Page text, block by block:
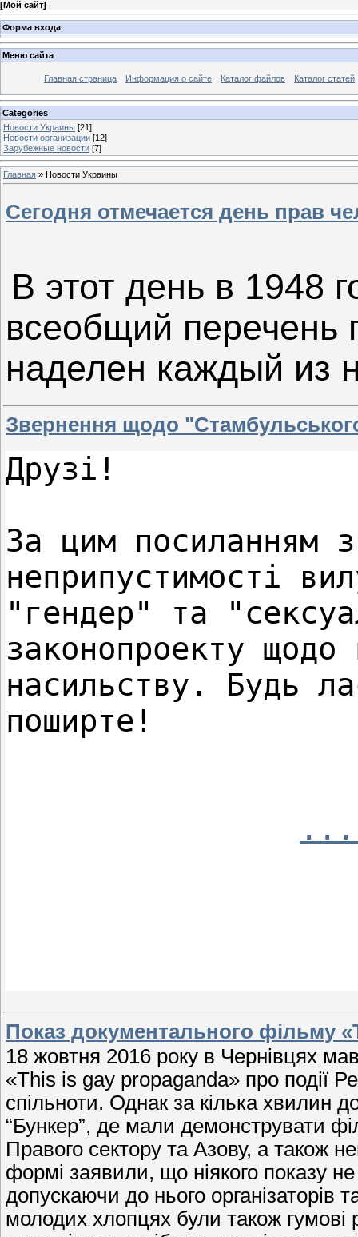
[Мой сайт]
Форма входа
Меню сайта
Главная страница Информация о сайте Каталог файлов Каталог статей
Categories
Новости Украины [21]
Новости организации [12]
Зарубежные новости [7]
Главная » Новости Украины
Сегодня отмечается день прав
В этот день в 1948
всеобщий перечень
наделен каждый из
Звернення щодо
Друзі!
За цим посиланням
неприпустимості
"гендер" та
законопроекту щодо
насильству. Будь
поширте!
Показ документального фільму
18 жовтня 2016 року в Чернівцях
«This is gay propaganda» про події
спільноти. Однак за кілька хвилин
“Бункер”, де мали демонструвати
Правого сектору та Азову, а також
формі заявили, що ніякого показу
допускаючи до нього
молодих хлопцях були також гумові